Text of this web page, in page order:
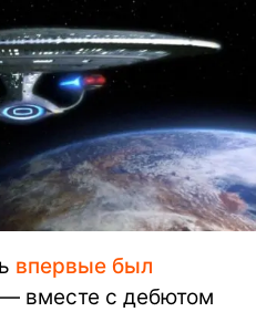
впервые был
— вместе с дебютом